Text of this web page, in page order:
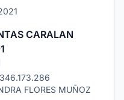
CARALAN
FLORES MUÑOZ